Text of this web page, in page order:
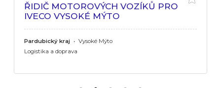
ŘIDIČ MOTOROVÝCH VOZÍKŮ PRO
IVECO VYSOKÉ MÝTO
Pardubický kraj • Vysoké Mýto
Logistika a doprava